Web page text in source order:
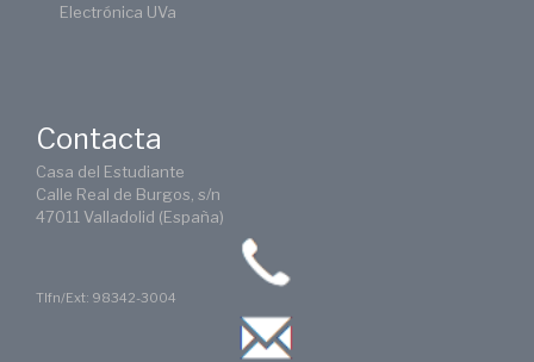
Electrónica UVa
Contacta
Casa del Estudiante
Calle Real de Burgos, s/n
47011 Valladolid (España)
Tlfn/Ext: 98342-3004